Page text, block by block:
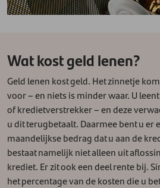
Wat kost geld lenen?
Geld lenen kost geld. Het zinnetje
voor – en niets is minder waar. U
of kredietverstrekker – en deze
u dit terugbetaalt. Daarmee bent u er
maandelijkse bedrag dat u aan de
bestaat namelijk niet alleen uit
krediet. Er zit ook een deel rente bij.
het percentage van de kosten die u